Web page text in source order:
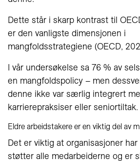
Dette står i skarp kontrast til
er den vanligste dimensjonen i
mangfoldsstrategiene (OECD,
I vår undersøkelse sa 76 % av
en mangfoldspolicy – men
denne ikke var særlig integrert
karrierepraksiser eller seniortiltak.
Eldre arbeidstakere er en viktig del av
Det er viktig at organisasjoner
støtter alle medarbeiderne og er